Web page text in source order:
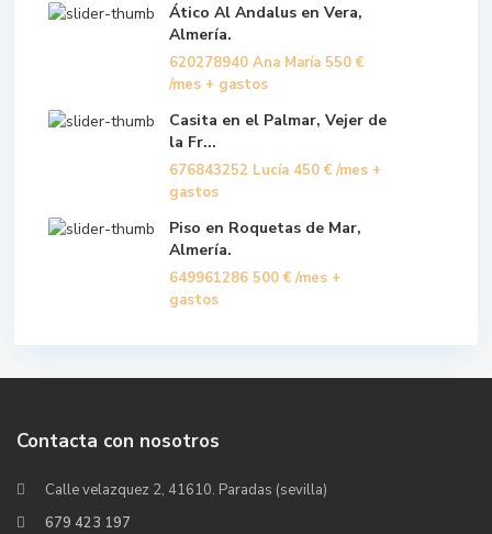
Ático Al Andalus en Vera,
Almería.
620278940 Ana María 550 €
/mes + gastos
Casita en el Palmar, Vejer de
la Fr...
676843252 Lucía 450 € /mes +
gastos
Piso en Roquetas de Mar,
Almería.
649961286 500 € /mes +
gastos
Contacta con nosotros
Calle velazquez 2, 41610. Paradas (sevilla)
679 423 197